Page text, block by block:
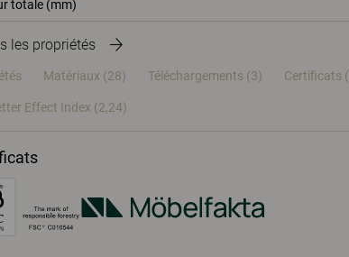
totale (mm)
les propriétés
Matériaux (28) Téléchargements (3) Certificats (
Effect Index (2,24)